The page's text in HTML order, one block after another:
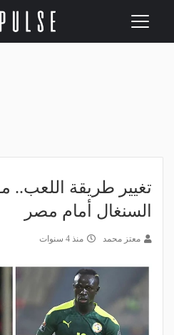
Toggle
تغيير طريقة اللعب..
السنغال أمام مصر
معتز محمد منذ 4 سنوات